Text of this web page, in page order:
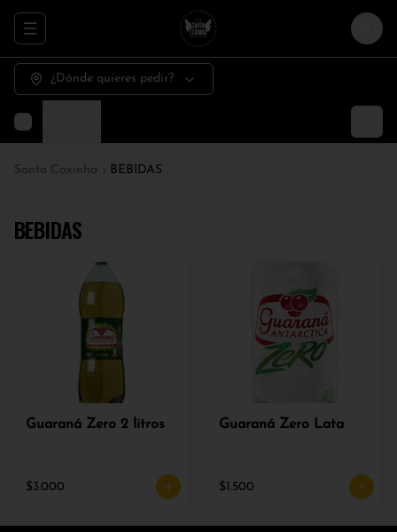
Abrir menu de navegación
¿Dónde quieres pedir?
Santa Coxinha BEBIDAS
BEBIDAS
Guaraná Zero 2 litros
$3.000
Guaraná Zero Lata
$1.500